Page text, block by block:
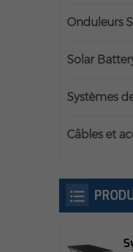
Onduleurs
Solar
Systèmes
Câbles et